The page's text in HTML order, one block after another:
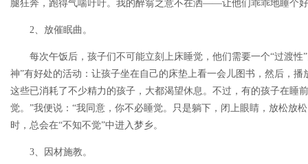
腿狂奔，跑得气喘吁吁。我的醉翁之意不在洒——让他们乖乖地睡个
2、放催眠曲。
每次午饭后，孩子们不可能立刻上床睡觉，他们需要一个“过渡性
神”有好处的活动：让孩子坐在自己的床垫上看一会儿图书，然后，
这些已消耗了不少精力的孩子，大都渴望休息。不过，有的孩子在睡
觉。”我便说：“我同意，你不必睡觉。只是躺下，闭上眼睛，放松放
时，总会在“不知不觉”中进入梦乡。
3、因材施教。